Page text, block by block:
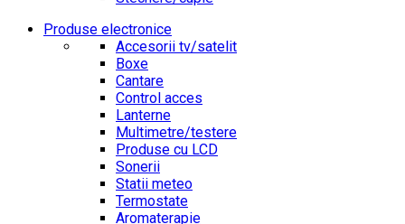
Produse electronice
Accesorii tv/satelit
Boxe
Cantare
Control acces
Lanterne
Multimetre/testere
Produse cu LCD
Sonerii
Statii meteo
Termostate
Aromaterapie